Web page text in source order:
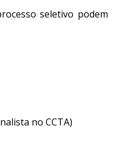
seletivo podem
no CCTA)